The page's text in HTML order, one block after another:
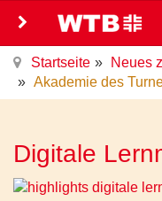
Startseite
Neues
Akademie des
Digitale